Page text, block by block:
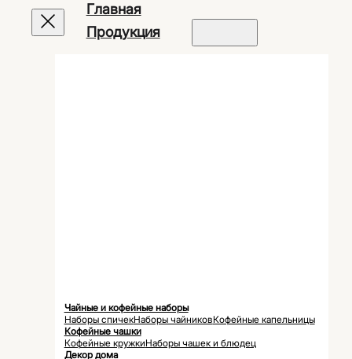
Portuguese
Главная
Продукция
Чайные и кофейные наборы
Наборы спичекНаборы чайниковКофейные капельницы
Кофейные чашки
Кофейные кружкиНаборы чашек и блюдец
Декор дома